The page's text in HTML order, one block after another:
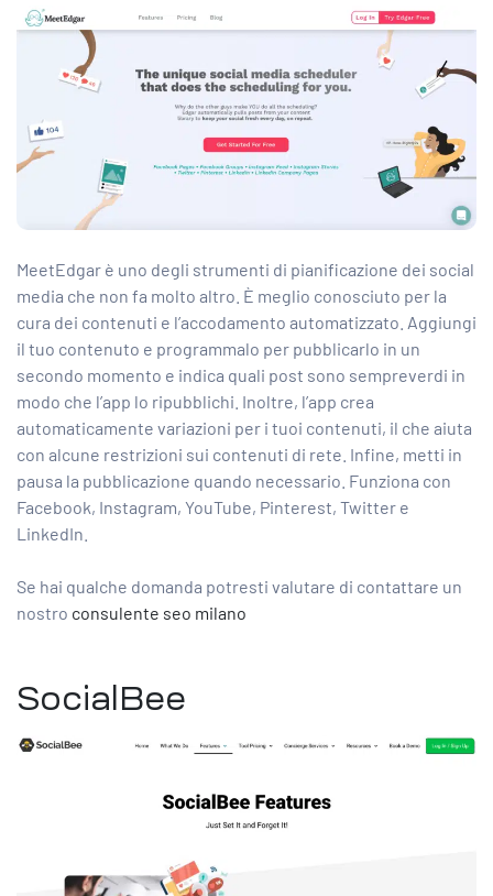
MeetEdgar è uno degli strumenti di pianificazione dei social
media che non fa molto altro. È meglio conosciuto per la
cura dei contenuti e l’accodamento automatizzato. Aggiungi
il tuo contenuto e programmalo per pubblicarlo in un
secondo momento e indica quali post sono sempreverdi in
modo che l’app lo ripubblichi. Inoltre, l’app crea
automaticamente variazioni per i tuoi contenuti, il che aiuta
con alcune restrizioni sui contenuti di rete. Infine, metti in
pausa la pubblicazione quando necessario. Funziona con
Facebook, Instagram, YouTube, Pinterest, Twitter e
LinkedIn.
Se hai qualche domanda potresti valutare di contattare un
nostro consulente seo milano
SocialBee